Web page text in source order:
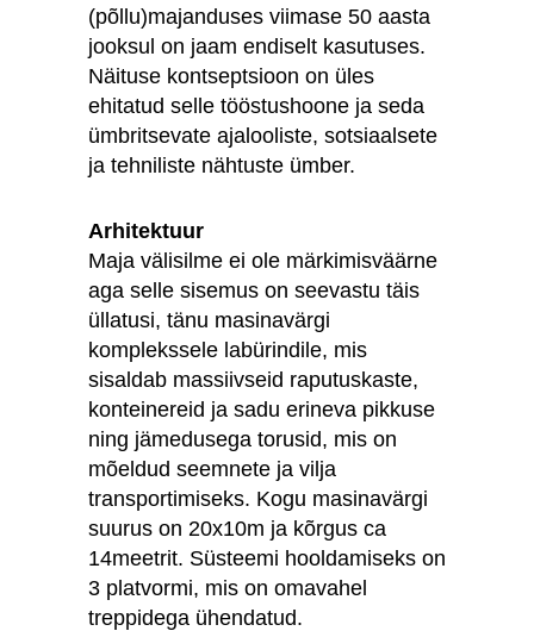
(põllu)majanduses viimase 50 aasta
jooksul on jaam endiselt kasutuses.
Näituse kontseptsioon on üles
ehitatud selle tööstushoone ja seda
ümbritsevate ajalooliste, sotsiaalsete
ja tehniliste nähtuste ümber.
Arhitektuur
Maja välisilme ei ole märkimisväärne
aga selle sisemus on seevastu täis
üllatusi, tänu masinavärgi
komplekssele labürindile, mis
sisaldab massiivseid raputuskaste,
konteinereid ja sadu erineva pikkuse
ning jämedusega torusid, mis on
mõeldud seemnete ja vilja
transportimiseks. Kogu masinavärgi
suurus on 20x10m ja kõrgus ca
14meetrit. Süsteemi hooldamiseks on
3 platvormi, mis on omavahel
treppidega ühendatud.